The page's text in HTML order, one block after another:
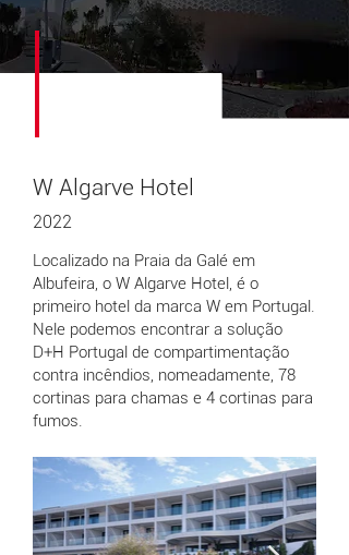
W Algarve Hotel
2022
Localizado na Praia da Galé em
Albufeira, o W Algarve Hotel, é o
primeiro hotel da marca W em Portugal.
Nele podemos encontrar a solução
D+H Portugal de compartimentação
contra incêndios, nomeadamente, 78
cortinas para chamas e 4 cortinas para
fumos.